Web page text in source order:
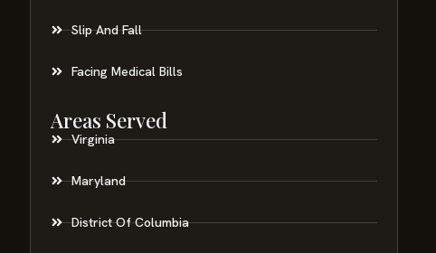
Slip And Fall
Facing Medical Bills
Areas Served
Virginia
Maryland
District Of Columbia